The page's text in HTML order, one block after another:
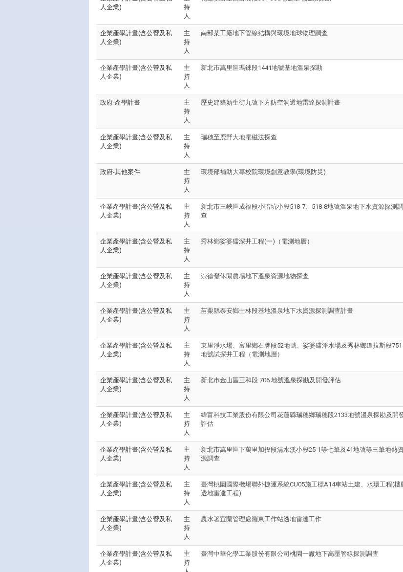
人企業)
持
人
企業產學計畫(含公營及私
人企業)
主
持
人
南部某工廠地下管線結構與環境地球物理調查
企業產學計畫(含公營及私
人企業)
主
持
人
新北市萬里區瑪鋉段1441地號基地溫泉探勘
政府-產學計畫
主
持
人
歷史建築新生街九號下方防空洞透地雷達探測計畫
企業產學計畫(含公營及私
人企業)
主
持
人
瑞穗至鹿野大地電磁法探查
政府-其他案件
主
持
人
環境部補助大專校院環境創意教學(環境防災)
企業產學計畫(含公營及私
人企業)
主
持
人
新北市三峽區成福段小暗坑小段518-7、518-8地號溫泉地下水資源探測調
查
企業產學計畫(含公營及私
人企業)
主
持
人
秀林鄉娑婆礑深井工程(一)（電測地層）
企業產學計畫(含公營及私
人企業)
主
持
人
崇德瑩休閒農場地下溫泉資源地物探查
企業產學計畫(含公營及私
人企業)
主
持
人
苗栗縣泰安鄉士林段基地溫泉地下水資源探測調查計畫
企業產學計畫(含公營及私
人企業)
主
持
人
東里淨水場、富里鄉石牌段52地號、娑婆礑淨水場及秀林鄉道拉斯段751
地號試探井工程（電測地層）
企業產學計畫(含公營及私
人企業)
主
持
人
新北市金山區三和段 706 地號溫泉探勘及開發評估
企業產學計畫(含公營及私
人企業)
主
持
人
緯富科技工業股份有限公司花蓮縣瑞穗鄉瑞穗段2133地號溫泉探勘及開
評估
企業產學計畫(含公營及私
人企業)
主
持
人
新北市萬里區下萬里加投段清水溪小段25-1等七筆及41地號等三筆地熱資
源調查
企業產學計畫(含公營及私
人企業)
主
持
人
臺灣桃園國際機場聯外捷運系統CU05施工標A14車站土建、水環工程(樓
透地雷達工程)
企業產學計畫(含公營及私
人企業)
主
持
人
農水署宜蘭管理處羅東工作站透地雷達工作
企業產學計畫(含公營及私
人企業)
主
持
臺灣中華化學工業股份有限公司桃園一廠地下高壓管線探測調查